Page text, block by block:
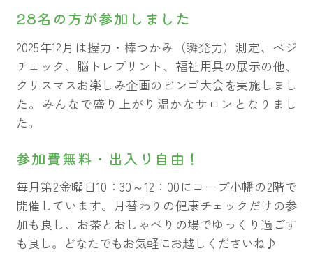
28名の方が参加しました
2025年12月は握力・棒つかみ（瞬発力）測定、ベジ
チェック、脳トレプリント、福祉用具の展示の他、
クリスマスお楽しみ企画のビンゴ大会を実施しまし
た。みんなで盛り上がり温かなサロンとなりまし
た。
参加費無料・出入り自由！
毎月第2金曜日10：30～12：00にコープ小幡の2階で
開催しています。月替わりの健康チェックだけの参
加も良し、お茶とおしゃべりの場でゆっくり過ごす
も良し。どなたでもお気軽にお越しくださいね♪